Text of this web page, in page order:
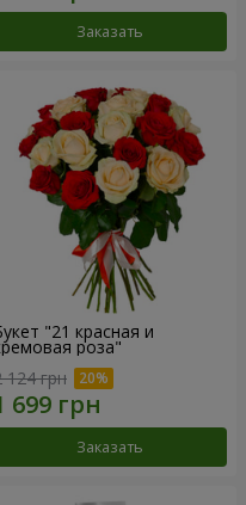
Заказать
"21 красная и
роза"
124 грн
Заказать